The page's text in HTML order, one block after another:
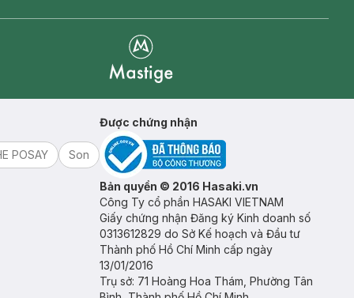
POSAY
Son
Được chứng nhận
Bản quyền © 2016 Hasaki.vn
Công Ty cổ phần HASAKI VIETNAM
Giấy chứng nhận Đăng ký Kinh doanh số
0313612829 do Sở Kế hoạch và Đầu tư
Thành phố Hồ Chí Minh cấp ngày
13/01/2016
Trụ sở: 71 Hoàng Hoa Thám, Phường Tân